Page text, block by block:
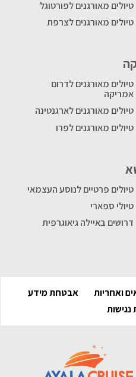
טיולים מאורגנים לפורטוגל
טיולים מאורגנים לצרפת
טיולים מאורגנים לדרום
אמריקה
טיולים מאורגנים לארגנטינה
טיולים מאורגנים לפרו
טיולים פרטיים לנוסע העצמאי
טיולי ספארי
דרושים באיילה גיאוגרפית
ואחריות
אבטחת מידע